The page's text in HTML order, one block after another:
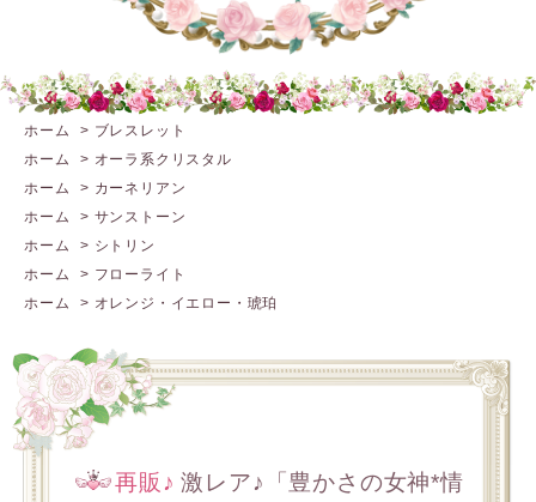
ホーム > ブレスレット
ホーム
> オーラ系クリスタル
ホーム
> カーネリアン
ホーム
> サンストーン
ホーム
> シトリン
ホーム
> フローライト
ホーム
> オレンジ・イエロー・琥珀
再販♪ 激レア♪「豊かさの女神*情